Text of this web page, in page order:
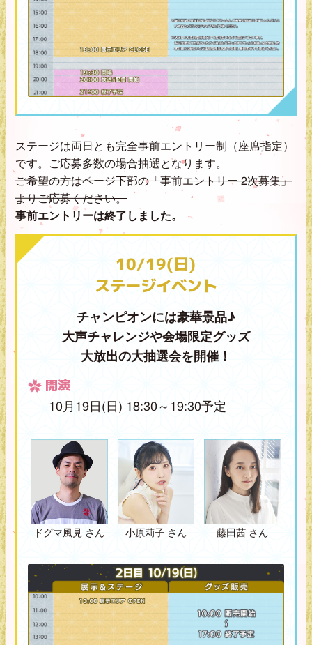
ステージは両日とも完全事前エントリー制（座席指定）
です。ご応募多数の場合抽選となります。
ご希望の方はページ下部の「事前エントリー 2次募集」
よりご応募ください。
事前エントリーは終了しました。
10/19(日)
ステージイベント
チャンピオンには豪華景品♪
大声チャレンジや会場限定グッズ
大放出の大抽選会を開催！
開演
10月19日(日) 18:30～19:30予定
ドグマ風見 さん 小原莉子 さん 藤田茜 さん